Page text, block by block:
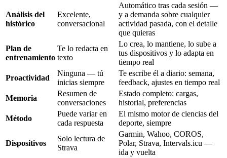
Análisis del
histórico
Excelente,
conversacional
Automático tras cada sesión —
y a demanda sobre cualquier
actividad pasada, con el detalle
que quieras
Plan de
entrenamiento
Te lo redacta en
texto
Lo crea, lo mantiene, lo sube a
tus dispositivos y lo adapta en
tiempo real
Proactividad
Ninguna — tú
inicias siempre
Te escribe él a diario: semana,
feedback, ajustes en tiempo real
Memoria
Resumen de
conversaciones
Estado completo: cargas,
historial, preferencias
Método
Puede variar en
cada respuesta
El mismo motor de ciencias del
deporte, siempre
Dispositivos
Solo lectura de
Strava
Garmin, Wahoo, COROS,
Polar, Strava, Intervals.icu —
ida y vuelta